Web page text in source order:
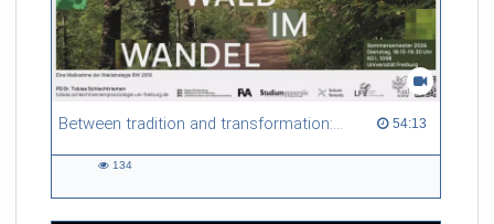
Between tradition and transformation: how owners, advisers and institutions co-create knowledge for resilient forests in Europe 54:13
54:13 duration
134